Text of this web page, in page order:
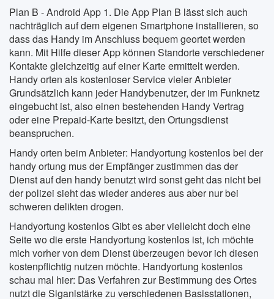
Plan B - Android App 1. Die App Plan B lässt sich auch
nachträglich auf dem eigenen Smartphone installieren, so
dass das Handy im Anschluss bequem geortet werden
kann. Mit Hilfe dieser App können Standorte verschiedener
Kontakte gleichzeitig auf einer Karte ermittelt werden.
Handy orten als kostenloser Service vieler Anbieter
Grundsätzlich kann jeder Handybenutzer, der im Funknetz
eingebucht ist, also einen bestehenden Handy Vertrag
oder eine Prepaid-Karte besitzt, den Ortungsdienst
beanspruchen.
Handy orten beim Anbieter: Handyortung kostenlos bei der
handy ortung mus der Empfänger zustimmen das der
Dienst auf den handy benutzt wird sonst geht das nicht bei
der polizei sieht das wieder anderes aus aber nur bei
schweren delikten drogen.
Handyortung kostenlos Gibt es aber vielleicht doch eine
Seite wo die erste Handyortung kostenlos ist, ich möchte
mich vorher von dem Dienst überzeugen bevor ich diesen
kostenpflichtig nutzen möchte. Handyortung kostenlos
schau mal hier: Das Verfahren zur Bestimmung des Ortes
nutzt die Siganlstärke zu verschiedenen Basisstationen,